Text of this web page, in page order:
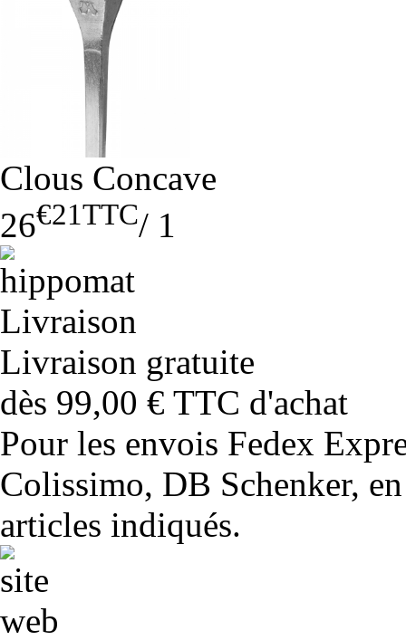
Clous Concave
26€21TTC/ 1
Livraison gratuite
dès 99,00 € TTC d'achat
Pour les envois Fedex
Colissimo, DB Schenker,
articles indiqués.